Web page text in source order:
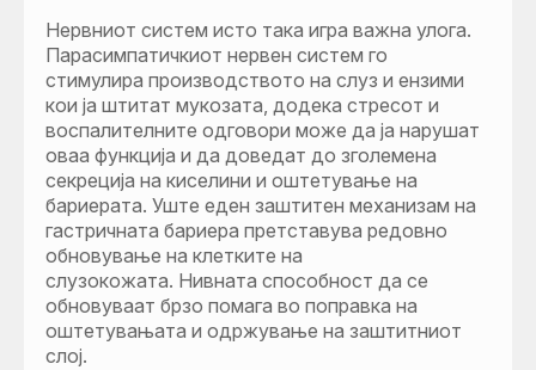
Нервниот систем исто така игра важна улога.
Парасимпатичкиот нервен систем го
стимулира производството на слуз и ензими
кои ја штитат мукозата, додека стресот и
воспалителните одговори може да ја нарушат
оваа функција и да доведат до зголемена
секреција на киселини и оштетување на
бариерата. Уште еден заштитен механизам на
гастричната бариера претставува редовно
обновување на клетките на
слузокожата. Нивната способност да се
обновуваат брзо помага во поправка на
оштетувањата и одржување на заштитниот
слој.